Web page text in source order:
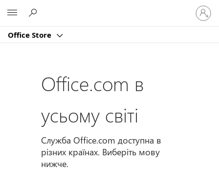
Office Store
свій
запис
Office.com в
усьому світі
Служба Office.com доступна в
різних країнах. Виберіть мову
нижче.